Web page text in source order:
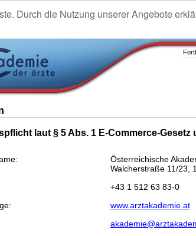
Durch die Nutzung unserer Angebote
laut § 5 Abs. 1 E-Commerce-Gesetz
Österreichische
Walcherstraße 11/23,
+43 1 512 63 83-0
www.arztakademie.at